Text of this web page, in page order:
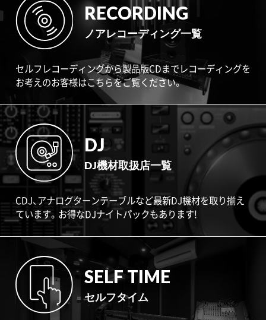
RECORDING
ノアレコーディング一覧
セルフレコーディングから製品版CDまでレコーディングを
お考えのお客様はこちらをご覧ください。
DJ
DJ機材取扱店一覧
CDJ、アナログターンテーブルなど最新DJ機材を取り揃え
ています。お得なDJナイトパックもあります!
SELF TIME
セルフタイム